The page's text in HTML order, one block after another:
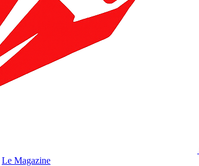
Le Magazine